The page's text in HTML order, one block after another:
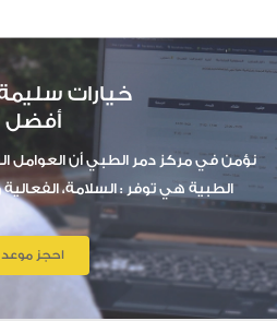
خيارات
أفضل
نؤمن في مركز دمر الطبي أن العوامل
الطبية هي توفر : السلامة، الفعالية
احجز موعد